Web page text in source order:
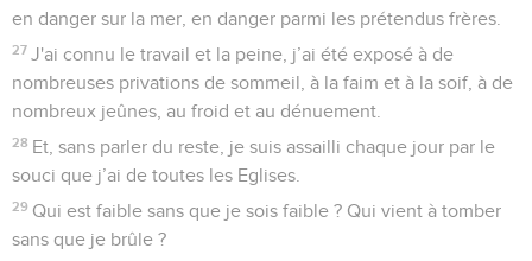
en danger sur la mer, en danger parmi les prétendus frères.
27 J'ai connu le travail et la peine, j’ai été exposé à de
nombreuses privations de sommeil, à la faim et à la soif, à de
nombreux jeûnes, au froid et au dénuement.
28 Et, sans parler du reste, je suis assailli chaque jour par le
souci que j’ai de toutes les Eglises.
29 Qui est faible sans que je sois faible ? Qui vient à tomber
sans que je brûle ?